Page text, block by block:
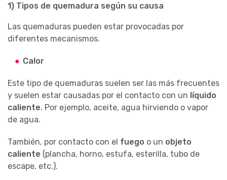
1) Tipos de quemadura según su causa
Las quemaduras pueden estar provocadas por
diferentes mecanismos.
Calor
Este tipo de quemaduras suelen ser las más frecuentes
y suelen estar causadas por el contacto con un líquido
caliente. Por ejemplo, aceite, agua hirviendo o vapor
de agua.
También, por contacto con el fuego o un objeto
caliente (plancha, horno, estufa, esterilla, tubo de
escape, etc.).